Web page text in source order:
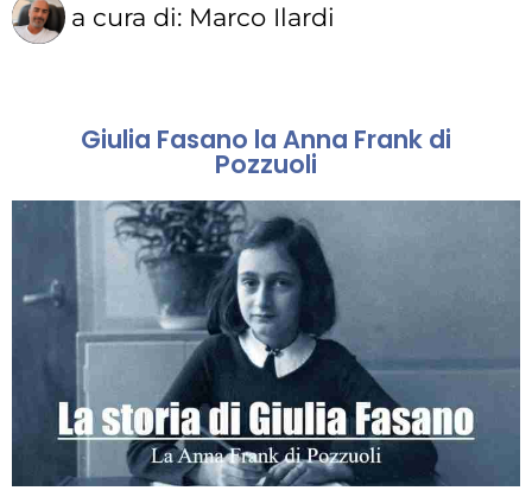
a cura di: Marco Ilardi
Giulia Fasano la Anna Frank di
Pozzuoli